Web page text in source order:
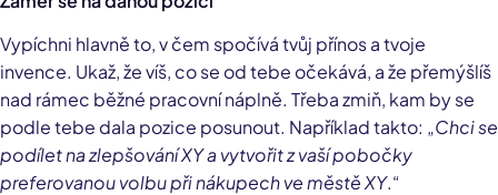
Vypíchni hlavně to, v čem spočívá tvůj přínos a tvoje
invence. Ukaž, že víš, co se od tebe očekává, a že přemýšlíš
nad rámec běžné pracovní náplně. Třeba zmiň, kam by se
podle tebe dala pozice posunout. Například takto: „Chci se
podílet na zlepšování XY a vytvořit z vaší pobočky
preferovanou volbu při nákupech ve městě XY.“